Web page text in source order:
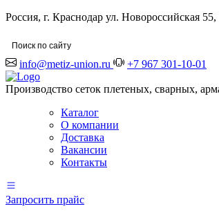
Россия, г. Краснодар ул. Новороссийская
info@metiz-union.ru +7 967 301-10-01
Производство сеток плетеных, сварных,
Каталог
О компании
Доставка
Вакансии
Контакты
Запросить прайс